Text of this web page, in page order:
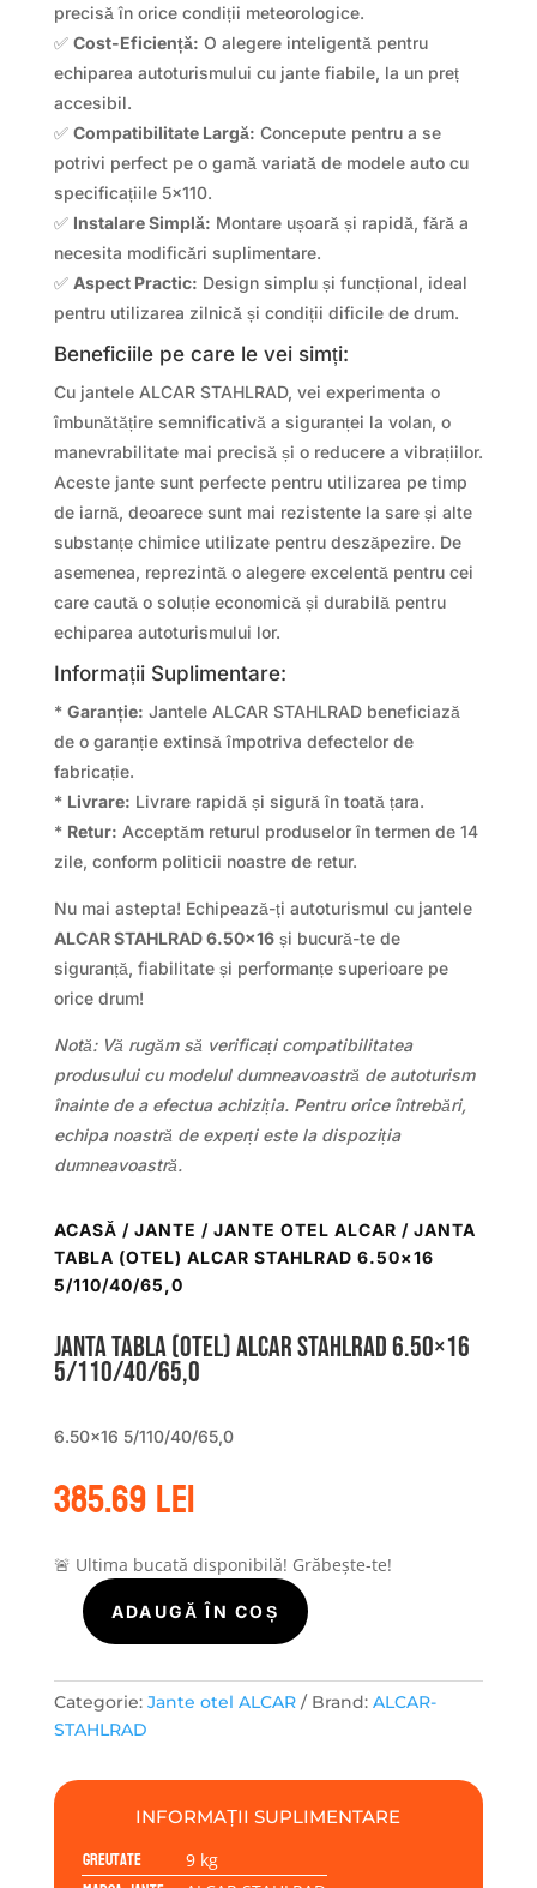
precisă în orice condiții meteorologice.
✅ Cost-Eficiență: O alegere inteligentă pentru
echiparea autoturismului cu jante fiabile, la un preț
accesibil.
✅ Compatibilitate Largă: Concepute pentru a se
potrivi perfect pe o gamă variată de modele auto cu
specificațiile 5×110.
✅ Instalare Simplă: Montare ușoară și rapidă, fără a
necesita modificări suplimentare.
✅ Aspect Practic: Design simplu și funcțional, ideal
pentru utilizarea zilnică și condiții dificile de drum.
Beneficiile pe care le vei simți:
Cu jantele ALCAR STAHLRAD, vei experimenta o
îmbunătățire semnificativă a siguranței la volan, o
manevrabilitate mai precisă și o reducere a vibrațiilor.
Aceste jante sunt perfecte pentru utilizarea pe timp
de iarnă, deoarece sunt mai rezistente la sare și alte
substanțe chimice utilizate pentru deszăpezire. De
asemenea, reprezintă o alegere excelentă pentru cei
care caută o soluție economică și durabilă pentru
echiparea autoturismului lor.
Informații Suplimentare:
* Garanție: Jantele ALCAR STAHLRAD beneficiază
de o garanție extinsă împotriva defectelor de
fabricație.
* Livrare: Livrare rapidă și sigură în toată țara.
* Retur: Acceptăm returul produselor în termen de 14
zile, conform politicii noastre de retur.
Nu mai astepta! Echipează-ți autoturismul cu jantele
ALCAR STAHLRAD 6.50×16și bucură-te de
siguranță, fiabilitate și performanțe superioare pe
orice drum!
Notă: Vă rugăm să verificați compatibilitatea
produsului cu modelul dumneavoastră de autoturism
înainte de a efectua achiziția. Pentru orice întrebări,
echipa noastră de experți este la dispoziția
dumneavoastră.
ACASĂ / JANTE / JANTE OTEL ALCAR / JANTA
TABLA (OTEL) ALCAR STAHLRAD 6.50×16
5/110/40/65,0
Janta tabla (otel) ALCAR STAHLRAD 6.50×16
5/110/40/65,0
6.50×16 5/110/40/65,0
385.69lei
🚨 Ultima bucată disponibilă! Grăbește-te!
Cantitate
tabla
(otel)
ALCAR
6.50x16
ADAUGĂ ÎN COȘ
Categorie: Jante otel ALCAR Brand: ALCAR-
STAHLRAD
INFORMAȚII SUPLIMENTARE
Greutate 9 kg